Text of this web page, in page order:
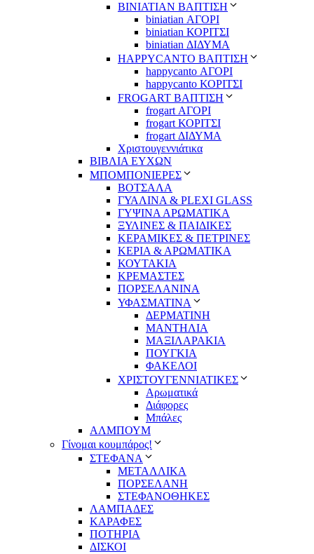
ΒΙΝΙΑΤΙΑΝ ΒΑΠΤΙΣΗ
biniatian ΑΓΟΡΙ
biniatian ΚΟΡΙΤΣΙ
biniatian ΔΙΔΥΜΑ
HAPPYCANTO ΒΑΠΤΙΣΗ
happycanto ΑΓΟΡΙ
happycanto ΚΟΡΙΤΣΙ
FROGART ΒΑΠΤΙΣΗ
frogart ΑΓΟΡΙ
frogart ΚΟΡΙΤΣΙ
frogart ΔΙΔΥΜΑ
Χριστουγεννιάτικα
ΒΙΒΛΙΑ ΕΥΧΩΝ
ΜΠΟΜΠΟΝΙΕΡΕΣ
ΒΟΤΣΑΛΑ
ΓΥΑΛΙΝΑ & PLEXI GLASS
ΓΥΨΙΝΑ ΑΡΩΜΑΤΙΚΑ
ΞΥΛΙΝΕΣ & ΠΑΙΔΙΚΕΣ
ΚΕΡΑΜΙΚΕΣ & ΠΕΤΡΙΝΕΣ
ΚΕΡΙΑ & ΑΡΩΜΑΤΙΚΑ
ΚΟΥΤΑΚΙΑ
ΚΡΕΜΑΣΤΕΣ
ΠΟΡΣΕΛΑΝΙΝΑ
ΥΦΑΣΜΑΤΙΝA
ΔΕΡΜΑΤΙΝΗ
ΜΑΝΤΗΛΙΑ
ΜΑΞΙΛΑΡΑΚΙΑ
ΠΟΥΓΚΙΑ
ΦΑΚΕΛΟΙ
ΧΡΙΣΤΟΥΓΕΝΝΙΑΤΙΚΕΣ
Αρωματικά
Διάφορες
Μπάλες
ΑΛΜΠΟΥΜ
Γίνομαι κουμπάρος!
ΣΤΕΦΑΝΑ
ΜΕΤΑΛΛΙΚΑ
ΠΟΡΣΕΛΑΝΗ
ΣΤΕΦΑΝΟΘΗΚΕΣ
ΛΑΜΠΑΔΕΣ
ΚΑΡΑΦΕΣ
ΠΟΤΗΡΙΑ
ΔΙΣΚΟΙ